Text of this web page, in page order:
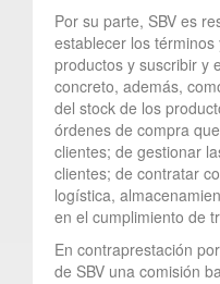
Por su parte, SBV es
establecer los
productos y suscribir y
concreto, además,
del stock de los
órdenes de compra
clientes; de gestionar
clientes; de contratar
logística,
en el cumplimiento de
En contraprestación
de SBV una comisión